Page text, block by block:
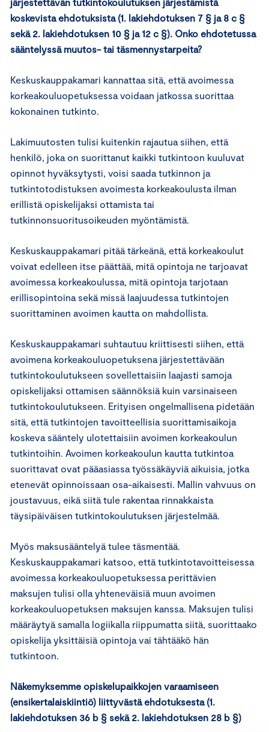
koskevista ehdotuksista (1. lakiehdotuksen 7 § ja 8 c §
sekä 2. lakiehdotuksen 10 § ja 12 c §). Onko ehdotetussa
sääntelyssä muutos- tai täsmennystarpeita?
Keskuskauppakamari kannattaa sitä, että avoimessa
korkeakouluopetuksessa voidaan jatkossa suorittaa
kokonainen tutkinto.
Lakimuutosten tulisi kuitenkin rajautua siihen, että
henkilö, joka on suorittanut kaikki tutkintoon kuuluvat
opinnot hyväksytysti, voisi saada tutkinnon ja
tutkintotodistuksen avoimesta korkeakoulusta ilman
erillistä opiskelijaksi ottamista tai
tutkinnonsuoritusoikeuden myöntämistä.
Keskuskauppakamari pitää tärkeänä, että korkeakoulut
voivat edelleen itse päättää, mitä opintoja ne tarjoavat
avoimessa korkeakoulussa, mitä opintoja tarjotaan
erillisopintoina sekä missä laajuudessa tutkintojen
suorittaminen avoimen kautta on mahdollista.
Keskuskauppakamari suhtautuu kriittisesti siihen, että
avoimena korkeakouluopetuksena järjestettävään
tutkintokoulutukseen sovellettaisiin laajasti samoja
opiskelijaksi ottamisen säännöksiä kuin varsinaiseen
tutkintokoulutukseen. Erityisen ongelmallisena pidetään
sitä, että tutkintojen tavoitteellisia suorittamisaikoja
koskeva sääntely ulotettaisiin avoimen korkeakoulun
tutkintoihin. Avoimen korkeakoulun kautta tutkintoa
suorittavat ovat pääasiassa työssäkäyviä aikuisia, jotka
etenevät opinnoissaan osa-aikaisesti. Mallin vahvuus on
joustavuus, eikä siitä tule rakentaa rinnakkaista
täysipäiväisen tutkintokoulutuksen järjestelmää.
Myös maksusääntelyä tulee täsmentää.
Keskuskauppakamari katsoo, että tutkintotavoitteisessa
avoimessa korkeakouluopetuksessa perittävien
maksujen tulisi olla yhteneväisiä muun avoimen
korkeakouluopetuksen maksujen kanssa. Maksujen tulisi
määräytyä samalla logiikalla riippumatta siitä, suorittaako
opiskelija yksittäisiä opintoja vai tähtääkö hän
tutkintoon.
Näkemyksemme opiskelupaikkojen varaamiseen
(ensikertalaiskiintiö) liittyvästä ehdotuksesta (1.
lakiehdotuksen 36 b § sekä 2. lakiehdotuksen 28 b §)